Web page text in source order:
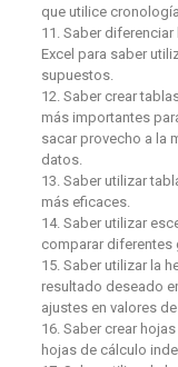
que utilice
11. Saber
Excel para saber
supuestos.
12. Saber crear
más importantes
sacar provecho a la
datos.
13. Saber utilizar
más eficaces.
14. Saber utilizar
comparar diferentes
15. Saber utilizar la
resultado deseado
ajustes en valores de
16. Saber crear
hojas de cálculo